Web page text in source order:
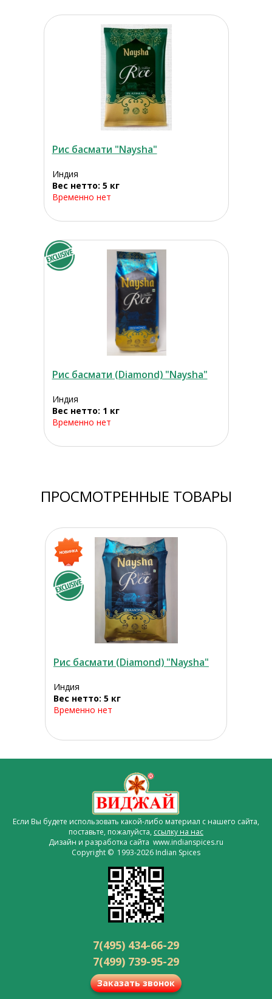
Рис басмати "Naysha"
Индия
Вес нетто: 5 кг
Временно нет
Рис басмати (Diamond) "Naysha"
Индия
Вес нетто: 1 кг
Временно нет
ПРОСМОТРЕННЫЕ ТОВАРЫ
Рис басмати (Diamond) "Naysha"
Индия
Вес нетто: 5 кг
Временно нет
Если Вы будете использовать какой-либо материал с нашего сайта,
поставьте, пожалуйста, ссылку на нас
Дизайн и разработка сайта www.indianspices.ru
Copyright © 1993-2026 Indian Spices
7(495) 434-66-29
7(499) 739-95-29
Заказать звонок